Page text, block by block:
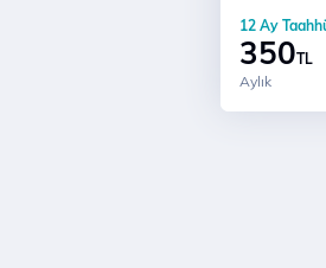
12 Ay
350TL
Aylık